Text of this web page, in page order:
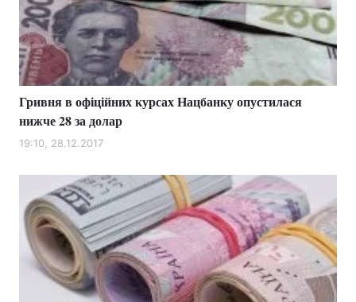
Гривня в офіційних курсах Нацбанку опустилася
нижче 28 за долар
19:10, 28.12.2017